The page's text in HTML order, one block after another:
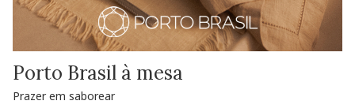
Porto Brasil à mesa
Prazer em saborear